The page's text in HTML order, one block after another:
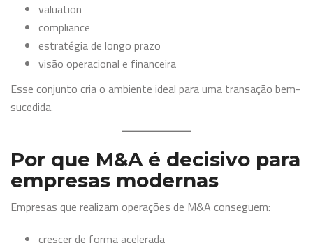
valuation
compliance
estratégia de longo prazo
visão operacional e financeira
Esse conjunto cria o ambiente ideal para uma transação bem-
sucedida.
Por que M&A é decisivo para
empresas modernas
Empresas que realizam operações de M&A conseguem:
crescer de forma acelerada